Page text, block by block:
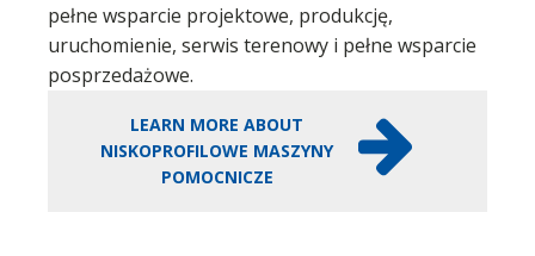
pełne wsparcie projektowe, produkcję,
uruchomienie, serwis terenowy i pełne wsparcie
posprzedażowe.
LEARN MORE ABOUT
NISKOPROFILOWE MASZYNY
POMOCNICZE